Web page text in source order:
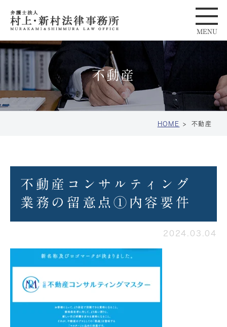
不動産
HOME 不動産
不動産コンサルティング
業務の留意点①内容要件
2024.03.04